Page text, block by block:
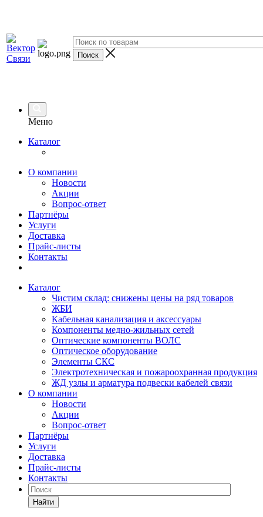
Меню
Каталог
О компании
Новости
Акции
Вопрос-ответ
Партнёры
Услуги
Доставка
Прайс-листы
Контакты
Каталог
Чистим склад: снижены цены на ряд товаров
ЖБИ
Кабельная канализация и аксессуары
Компоненты медно-жильных сетей
Оптические компоненты ВОЛС
Оптическое оборудование
Элементы СКС
Электротехническая и пожароохранная продукция
ЖД узлы и арматура подвески кабелей связи
О компании
Новости
Акции
Вопрос-ответ
Партнёры
Услуги
Доставка
Прайс-листы
Контакты
Найти